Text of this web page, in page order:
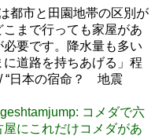
都市と田園地帯の区別が
まで行っても家屋があ
要です。降水量も多い
道路を持ちあげる」程
“日本の宿命？ 地震
コメダで六
にこれだけコメダがあ